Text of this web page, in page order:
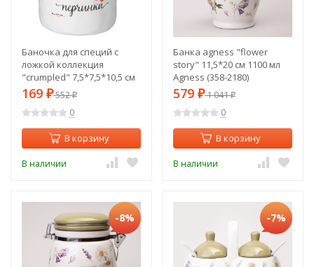
Баночка для специй с
ложкой коллекция
"crumpled" 7,5*7,5*10,5 см
220 мл Lefard (157-216)
169 ₽552₽
0
В корзину
В наличии
Банка agness "flower
story" 11,5*20 см 1100 мл
Agness (358-2180)
579 ₽1 041₽
0
В корзину
В наличии
-8% -7%